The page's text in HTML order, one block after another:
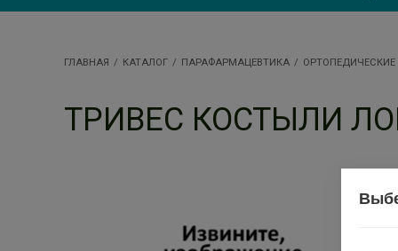
ГЛАВНАЯ КАТАЛОГ ПАРАФАРМАЦЕВТИКА ОРТОПЕДИЧЕСКИЕ
ТРИВЕС КОСТЫЛИ